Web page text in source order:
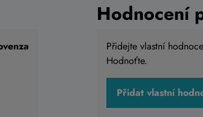
Hodnocení
Přidejte vlastní
Hodnoťte.
Přidat vlastní